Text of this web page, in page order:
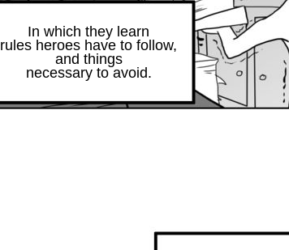
In which they learn
rules heroes have to follow,
and things
necessary to avoid.